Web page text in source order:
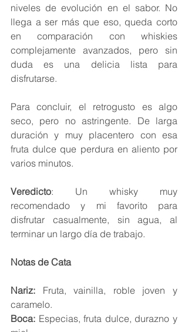
niveles de evolución en el sabor. No
llega a ser más que eso, queda corto
en comparación con whiskies
complejamente avanzados, pero sin
duda es una delicia lista para
disfrutarse.
Para concluir, el retrogusto es algo
seco, pero no astringente. De larga
duración y muy placentero con esa
fruta dulce que perdura en aliento por
varios minutos.
Veredicto: Un whisky muy
recomendado y mi favorito para
disfrutar casualmente, sin agua, al
terminar un largo día de trabajo.
Notas de Cata
Nariz: Fruta, vainilla, roble joven y
caramelo.
Boca: Especias, fruta dulce, durazno y